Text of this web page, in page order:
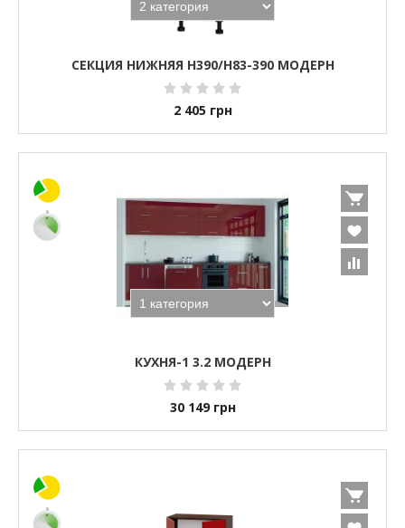
СЕКЦИЯ НИЖНЯЯ Н390/Н83-390 МОДЕРН
2 405 грн
КУХНЯ-1 3.2 МОДЕРН
30 149 грн